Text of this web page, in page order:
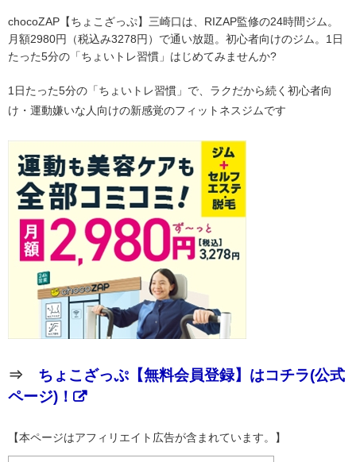
chocoZAP【ちょこざっぷ】三崎口は、RIZAP監修の24時間ジム。
月額2980円（税込み3278円）で通い放題。初心者向けのジム。1日
たった5分の「ちょいトレ習慣」はじめてみませんか?
1日たった5分の「ちょいトレ習慣」で、ラクだから続く初心者向
け・運動嫌いな人向けの新感覚のフィットネスジムです
⇒ ちょこざっぷ【無料会員登録】はコチラ(公式
ページ)！
【本ページはアフィリエイト広告が含まれています。】